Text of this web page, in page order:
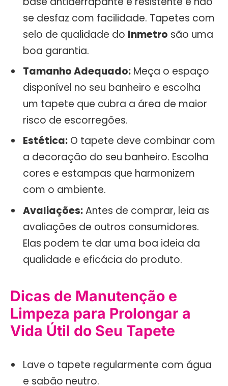
se desfaz com facilidade. Tapetes com
selo de qualidade do Inmetro são uma
boa garantia.
Tamanho Adequado: Meça o espaço
disponível no seu banheiro e escolha
um tapete que cubra a área de maior
risco de escorregões.
Estética: O tapete deve combinar com
a decoração do seu banheiro. Escolha
cores e estampas que harmonizem
com o ambiente.
Avaliações:Antes de comprar, leia as
avaliações de outros consumidores.
Elas podem te dar uma boa ideia da
qualidade e eficácia do produto.
Dicas de Manutenção e
Limpeza para Prolongar a
Vida Útil do Seu Tapete
Lave o tapete regularmente com água
e sabão neutro.